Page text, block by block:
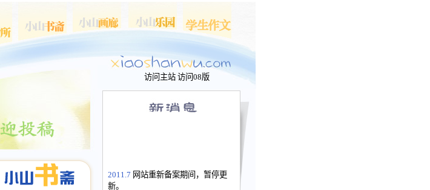
访问主站 访问08版
2011.7 网站重新备案期间，暂停更
新。